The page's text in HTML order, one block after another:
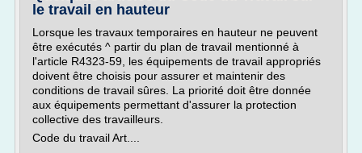
le travail en hauteur
Lorsque les travaux temporaires en hauteur ne peuvent
être exécutés ^ partir du plan de travail mentionné à
l'article R4323-59, les équipements de travail appropriés
doivent être choisis pour assurer et maintenir des
conditions de travail sûres. La priorité doit être donnée
aux équipements permettant d'assurer la protection
collective des travailleurs.
Code du travail Art....